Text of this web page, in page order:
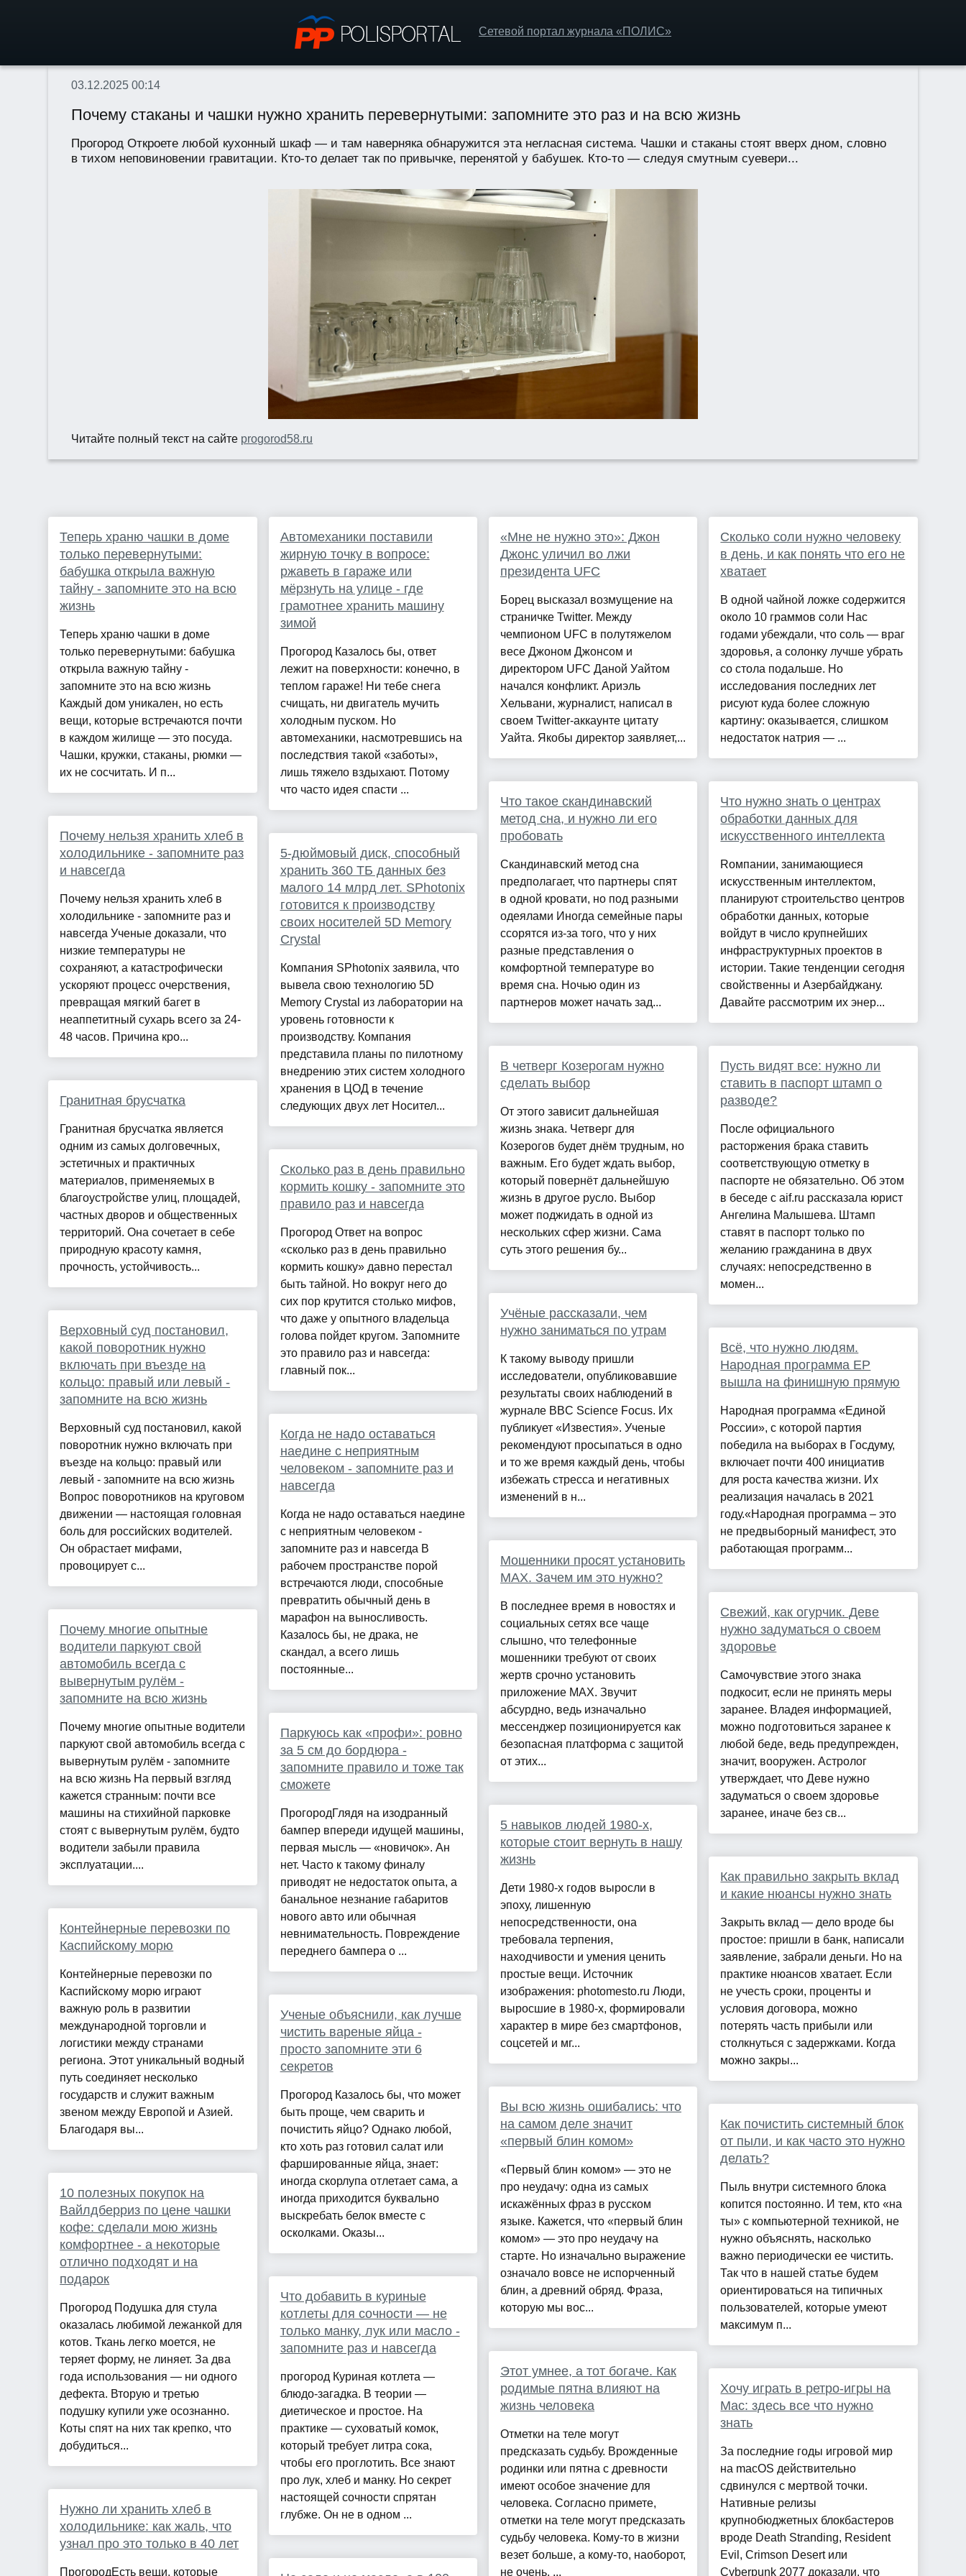
Сетевой портал журнала «ПОЛИС»
03.12.2025 00:14
Почему стаканы и чашки нужно хранить перевернутыми: запомните это раз и на всю жизнь
Прогород Откроете любой кухонный шкаф — и там наверняка обнаружится эта негласная система. Чашки и стаканы стоят вверх дном, словно
в тихом неповиновении гравитации. Кто-то делает так по привычке, перенятой у бабушек. Кто-то — следуя смутным суевери...
Читайте полный текст на сайте progorod58.ru
Теперь храню чашки в доме
только перевернутыми:
бабушка открыла важную
тайну - запомните это на всю
жизнь
Теперь храню чашки в доме
только перевернутыми: бабушка
открыла важную тайну -
запомните это на всю жизнь
Каждый дом уникален, но есть
вещи, которые встречаются почти
в каждом жилище — это посуда.
Чашки, кружки, стаканы, рюмки —
их не сосчитать. И п...
Почему нельзя хранить хлеб в
холодильнике - запомните раз
и навсегда
Почему нельзя хранить хлеб в
холодильнике - запомните раз и
навсегда Ученые доказали, что
низкие температуры не
сохраняют, а катастрофически
ускоряют процесс очерствения,
превращая мягкий багет в
неаппетитный сухарь всего за 24-
48 часов. Причина кро...
Гранитная брусчатка
Гранитная брусчатка является
одним из самых долговечных,
эстетичных и практичных
материалов, применяемых в
благоустройстве улиц, площадей,
частных дворов и общественных
территорий. Она сочетает в себе
природную красоту камня,
прочность, устойчивость...
Верховный суд постановил,
какой поворотник нужно
включать при въезде на
кольцо: правый или левый -
запомните на всю жизнь
Верховный суд постановил, какой
поворотник нужно включать при
въезде на кольцо: правый или
левый - запомните на всю жизнь
Вопрос поворотников на круговом
движении — настоящая головная
боль для российских водителей.
Он обрастает мифами,
провоцирует с...
Почему многие опытные
водители паркуют свой
автомобиль всегда с
вывернутым рулём -
запомните на всю жизнь
Почему многие опытные водители
паркуют свой автомобиль всегда с
вывернутым рулём - запомните
на всю жизнь На первый взгляд
кажется странным: почти все
машины на стихийной парковке
стоят с вывернутым рулём, будто
водители забыли правила
эксплуатации....
Контейнерные перевозки по
Каспийскому морю
Контейнерные перевозки по
Каспийскому морю играют
важную роль в развитии
международной торговли и
логистики между странами
региона. Этот уникальный водный
путь соединяет несколько
государств и служит важным
звеном между Европой и Азией.
Благодаря вы...
10 полезных покупок на
Вайлдберриз по цене чашки
кофе: сделали мою жизнь
комфортнее - а некоторые
отлично подходят и на
подарок
Прогород Подушка для стула
оказалась любимой лежанкой для
котов. Ткань легко моется, не
теряет форму, не линяет. За два
года использования — ни одного
дефекта. Вторую и третью
подушку купили уже осознанно.
Коты спят на них так крепко, что
добудиться...
Нужно ли хранить хлеб в
холодильнике: как жаль, что
узнал про это только в 40 лет
ПрогородЕсть вещи, которые
Автомеханики поставили
жирную точку в вопросе:
ржаветь в гараже или
мёрзнуть на улице - где
грамотнее хранить машину
зимой
Прогород Казалось бы, ответ
лежит на поверхности: конечно, в
теплом гараже! Ни тебе снега
счищать, ни двигатель мучить
холодным пуском. Но
автомеханики, насмотревшись на
последствия такой «заботы»,
лишь тяжело вздыхают. Потому
что часто идея спасти ...
5-дюймовый диск, способный
хранить 360 ТБ данных без
малого 14 млрд лет. SPhotonix
готовится к производству
своих носителей 5D Memory
Crystal
Компания SPhotonix заявила, что
вывела свою технологию 5D
Memory Crystal из лаборатории на
уровень готовности к
производству. Компания
представила планы по пилотному
внедрению этих систем холодного
хранения в ЦОД в течение
следующих двух лет Носител...
Сколько раз в день правильно
кормить кошку - запомните это
правило раз и навсегда
Прогород Ответ на вопрос
«сколько раз в день правильно
кормить кошку» давно перестал
быть тайной. Но вокруг него до
сих пор крутится столько мифов,
что даже у опытного владельца
голова пойдет кругом. Запомните
это правило раз и навсегда:
главный пок...
Когда не надо оставаться
наедине с неприятным
человеком - запомните раз и
навсегда
Когда не надо оставаться наедине
с неприятным человеком -
запомните раз и навсегда В
рабочем пространстве порой
встречаются люди, способные
превратить обычный день в
марафон на выносливость.
Казалось бы, не драка, не
скандал, а всего лишь
постоянные...
Паркуюсь как «профи»: ровно
за 5 см до бордюра -
запомните правило и тоже так
сможете
ПрогородГлядя на изодранный
бампер впереди идущей машины,
первая мысль — «новичок». Ан
нет. Часто к такому финалу
приводят не недостаток опыта, а
банальное незнание габаритов
нового авто или обычная
невнимательность. Повреждение
переднего бампера о ...
Ученые объяснили, как лучше
чистить вареные яйца -
просто запомните эти 6
секретов
Прогород Казалось бы, что может
быть проще, чем сварить и
почистить яйцо? Однако любой,
кто хоть раз готовил салат или
фаршированные яйца, знает:
иногда скорлупа отлетает сама, а
иногда приходится буквально
выскребать белок вместе с
осколками. Оказы...
Что добавить в куриные
котлеты для сочности — не
только манку, лук или масло -
запомните раз и навсегда
прогород Куриная котлета —
блюдо-загадка. В теории —
диетическое и простое. На
практике — суховатый комок,
который требует литра сока,
чтобы его проглотить. Все знают
про лук, хлеб и манку. Но секрет
настоящей сочности спрятан
глубже. Он не в одном ...
«Мне не нужно это»: Джон
Джонс уличил во лжи
президента UFC
Борец высказал возмущение на
страничке Twitter. Между
чемпионом UFC в полутяжелом
весе Джоном Джонсом и
директором UFC Даной Уайтом
начался конфликт. Ариэль
Хельвани, журналист, написал в
своем Twitter-аккаунте цитату
Уайта. Якобы директор заявляет,...
Что такое скандинавский
метод сна, и нужно ли его
пробовать
Скандинавский метод сна
предполагает, что партнеры спят
в одной кровати, но под разными
одеялами Иногда семейные пары
ссорятся из-за того, что у них
разные представления о
комфортной температуре во
время сна. Ночью один из
партнеров может начать зад...
В четверг Козерогам нужно
сделать выбор
От этого зависит дальнейшая
жизнь знака. Четверг для
Козерогов будет днём трудным, но
важным. Его будет ждать выбор,
который повернёт дальнейшую
жизнь в другое русло. Выбор
может поджидать в одной из
нескольких сфер жизни. Сама
суть этого решения бу...
Учёные рассказали, чем
нужно заниматься по утрам
К такому выводу пришли
исследователи, опубликовавшие
результаты своих наблюдений в
журнале BBC Science Focus. Их
публикует «Известия». Ученые
рекомендуют просыпаться в одно
и то же время каждый день, чтобы
избежать стресса и негативных
изменений в н...
Мошенники просят установить
MAX. Зачем им это нужно?
В последнее время в новостях и
социальных сетях все чаще
слышно, что телефонные
мошенники требуют от своих
жертв срочно установить
приложение MAX. Звучит
абсурдно, ведь изначально
мессенджер позиционируется как
безопасная платформа с защитой
от этих...
5 навыков людей 1980-х,
которые стоит вернуть в нашу
жизнь
Дети 1980-х годов выросли в
эпоху, лишенную
непосредственности, она
требовала терпения,
находчивости и умения ценить
простые вещи. Источник
изображения: photomesto.ru Люди,
выросшие в 1980-х, формировали
характер в мире без смартфонов,
соцсетей и мг...
Вы всю жизнь ошибались: что
на самом деле значит
«первый блин комом»
«Первый блин комом» — это не
про неудачу: одна из самых
искажённых фраз в русском
языке. Кажется, что «первый блин
комом» — это про неудачу на
старте. Но изначально выражение
означало вовсе не испорченный
блин, а древний обряд. Фраза,
которую мы вос...
Этот умнее, а тот богаче. Как
родимые пятна влияют на
жизнь человека
Отметки на теле могут
предсказать судьбу. Врожденные
родинки или пятна с древности
имеют особое значение для
человека. Согласно примете,
отметки на теле могут предсказать
судьбу человека. Кому-то в жизни
везет больше, а кому-то, наоборот,
не очень. ...
Сколько соли нужно человеку
в день, и как понять что его не
хватает
В одной чайной ложке содержится
около 10 граммов соли Нас
годами убеждали, что соль — враг
здоровья, а солонку лучше убрать
со стола подальше. Но
исследования последних лет
рисуют куда более сложную
картину: оказывается, слишком
недостаток натрия — ...
Что нужно знать о центрах
обработки данных для
искусственного интеллекта
Rомпании, занимающиеся
искусственным интеллектом,
планируют строительство центров
обработки данных, которые
войдут в число крупнейших
инфраструктурных проектов в
истории. Такие тенденции сегодня
свойственны и Азербайджану.
Давайте рассмотрим их энер...
Пусть видят все: нужно ли
ставить в паспорт штамп о
разводе?
После официального
расторжения брака ставить
соответствующую отметку в
паспорте не обязательно. Об этом
в беседе с aif.ru рассказала юрист
Ангелина Малышева. Штамп
ставят в паспорт только по
желанию гражданина в двух
случаях: непосредственно в
момен...
Всё, что нужно людям.
Народная программа ЕР
вышла на финишную прямую
Народная программа «Единой
России», с которой партия
победила на выборах в Госдуму,
включает почти 400 инициатив
для роста качества жизни. Их
реализация началась в 2021
году.«Народная программа – это
не предвыборный манифест, это
работающая программ...
Свежий, как огурчик. Деве
нужно задуматься о своем
здоровье
Самочувствие этого знака
подкосит, если не принять меры
заранее. Владея информацией,
можно подготовиться заранее к
любой беде, ведь предупрежден,
значит, вооружен. Астролог
утверждает, что Деве нужно
задуматься о своем здоровье
заранее, иначе без св...
Как правильно закрыть вклад
и какие нюансы нужно знать
Закрыть вклад — дело вроде бы
простое: пришли в банк, написали
заявление, забрали деньги. Но на
практике нюансов хватает. Если
не учесть сроки, проценты и
условия договора, можно
потерять часть прибыли или
столкнуться с задержками. Когда
можно закры...
Как почистить системный блок
от пыли, и как часто это нужно
делать?
Пыль внутри системного блока
копится постоянно. И тем, кто «на
ты» с компьютерной техникой, не
нужно объяснять, насколько
важно периодически ее чистить.
Так что в нашей статье будем
ориентироваться на типичных
пользователей, которые умеют
максимум п...
Хочу играть в ретро-игры на
Mac: здесь все что нужно
знать
За последние годы игровой мир
на macOS действительно
сдвинулся с мертвой точки.
Нативные релизы
крупнобюджетных блокбастеров
вроде Death Stranding, Resident
Evil, Crimson Desert или
Cyberpunk 2077 доказали, что